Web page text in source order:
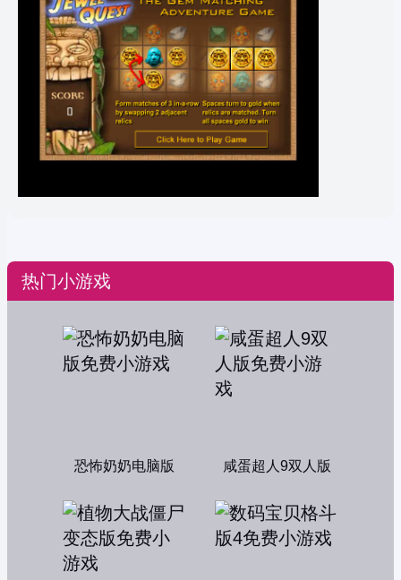
热门小游戏
恐怖奶奶电脑版 咸蛋超人9双人版